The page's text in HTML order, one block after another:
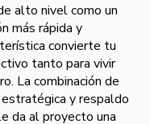
alto nivel como un
más rápida y
convierte tu
tanto para vivir
La combinación de
estratégica y respaldo
da al proyecto una